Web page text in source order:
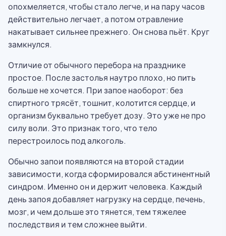
опохмеляется, чтобы стало легче, и на пару часов
действительно легчает, а потом отравление
накатывает сильнее прежнего. Он снова пьёт. Круг
замкнулся.
Отличие от обычного перебора на празднике
простое. После застолья наутро плохо, но пить
больше не хочется. При запое наоборот: без
спиртного трясёт, тошнит, колотится сердце, и
организм буквально требует дозу. Это уже не про
силу воли. Это признак того, что тело
перестроилось под алкоголь.
Обычно запои появляются на второй стадии
зависимости, когда сформировался абстинентный
синдром. Именно он и держит человека. Каждый
день запоя добавляет нагрузку на сердце, печень,
мозг, и чем дольше это тянется, тем тяжелее
последствия и тем сложнее выйти.